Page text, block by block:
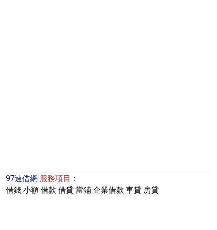
97速借網 服務項目：
借錢小額借款 借貸當鋪企業借款 車貸 房貸